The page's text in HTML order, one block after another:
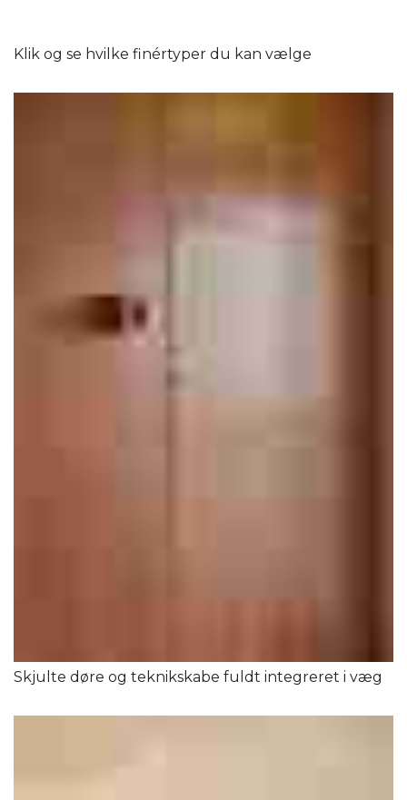
Klik og se hvilke finértyper du kan vælge
Skjulte døre og teknikskabe fuldt integreret i væg